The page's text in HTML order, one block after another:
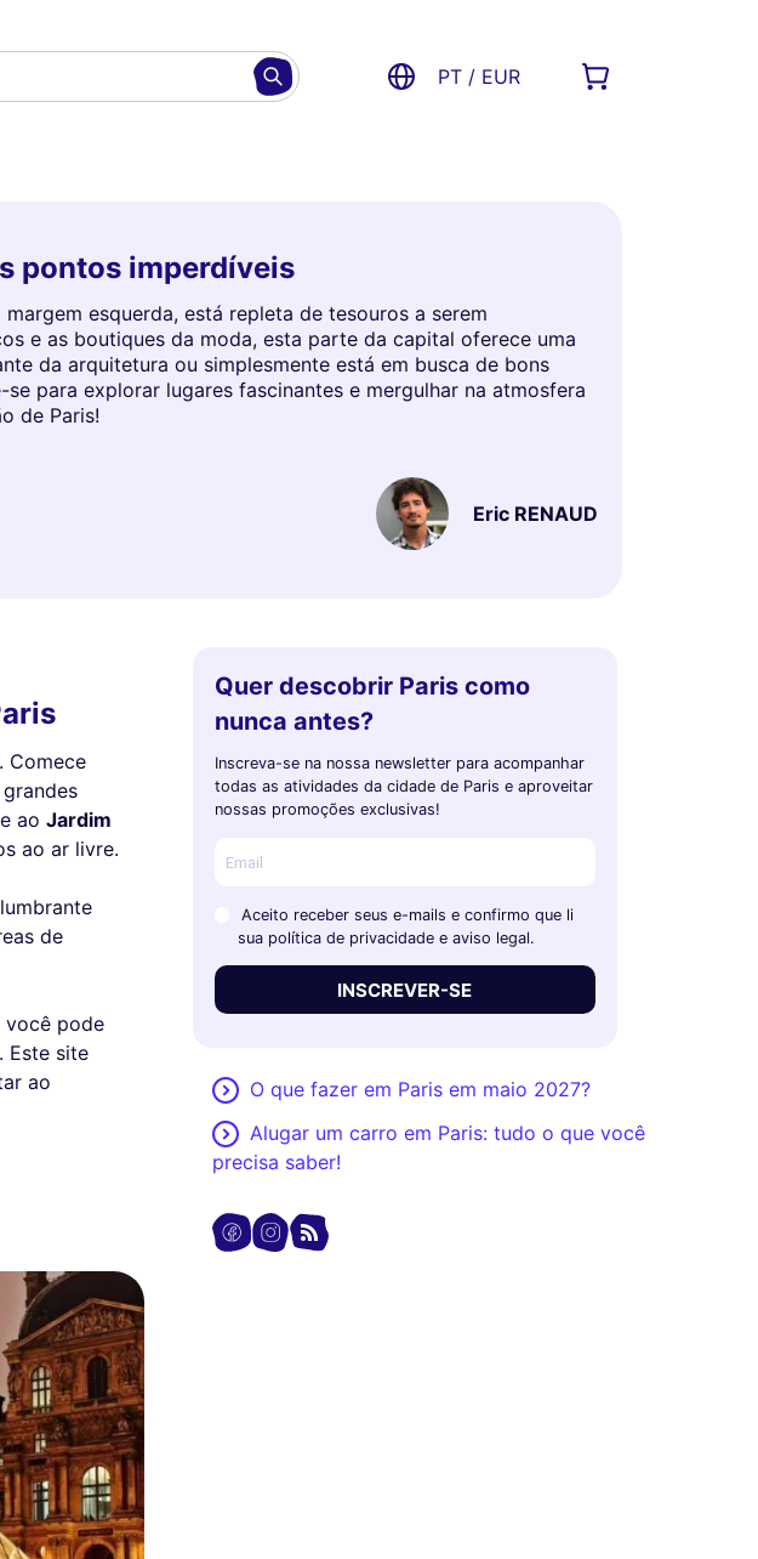
PT / EUR
pontos imperdíveis
esquerda, está repleta de tesouros a serem
e as boutiques da moda, esta parte da capital oferece uma
da arquitetura ou simplesmente está em busca de bons
para explorar lugares fascinantes e mergulhar na atmosfera
de Paris!
Eric RENAUD
Comece
ao Jardim
ao ar livre.
de
você pode
. Este site
ao
Quer descobrir Paris como
nunca antes?
Inscreva-se na nossa newsletter para acompanhar
todas as atividades da cidade de Paris e aproveitar
nossas promoções exclusivas!
Aceito receber seus e-mails e confirmo que li
sua política de privacidade e aviso legal.
INSCREVER-SE
O que fazer em Paris em maio 2027?
Alugar um carro em Paris: tudo o que você
precisa saber!